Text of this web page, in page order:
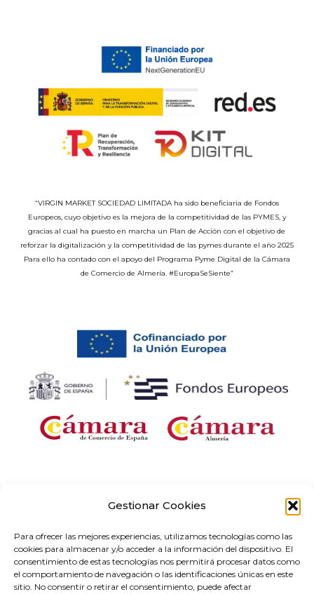
Gestionar Cookies
Para ofrecer las mejores experiencias, utilizamos tecnologías como las
cookies para almacenar y/o acceder a la información del dispositivo. El
consentimiento de estas tecnologías nos permitirá procesar datos como
el comportamiento de navegación o las identificaciones únicas en este
sitio. No consentir o retirar el consentimiento, puede afectar
“VIRGIN MARKET SOCIEDAD LIMITADA ha sido beneficiaria de Fondos
Europeos, cuyo objetivo es la mejora de la competitividad de las PYMES, y
gracias al cual ha puesto en marcha un Plan de Acción con el objetivo de
reforzar la digitalización y la competitividad de las pymes durante el año 2025
Para ello ha contado con el apoyo del Programa Pyme Digital de la Cámara
de Comercio de Almería. #EuropaSeSiente”
soluciones digitales con aplicación sectorial en el marco del proyecto «Redes de
Emprendimiento Digital» en Andalucía, correspondiente al Programa Redes
Plan de Recuperación, Transformación y Resiliencia, financiado por la Unión
Europea-Next Generation EU (C1311).